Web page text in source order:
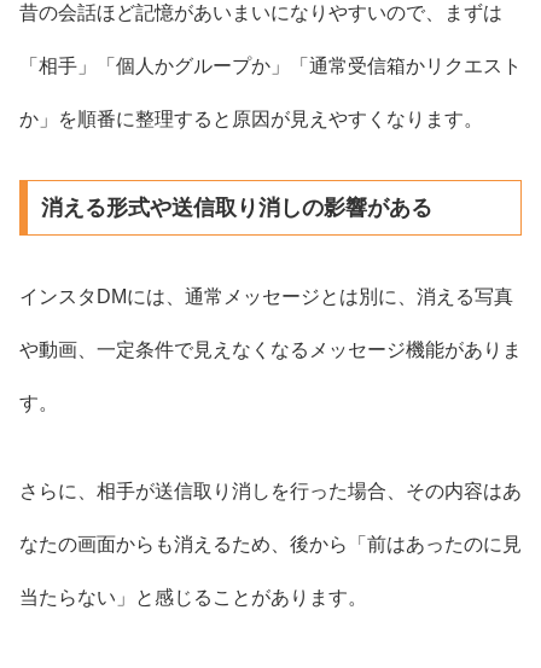
昔の会話ほど記憶があいまいになりやすいので、まずは
「相手」「個人かグループか」「通常受信箱かリクエスト
か」を順番に整理すると原因が見えやすくなります。
消える形式や送信取り消しの影響がある
インスタDMには、通常メッセージとは別に、消える写真
や動画、一定条件で見えなくなるメッセージ機能がありま
す。
さらに、相手が送信取り消しを行った場合、その内容はあ
なたの画面からも消えるため、後から「前はあったのに見
当たらない」と感じることがあります。